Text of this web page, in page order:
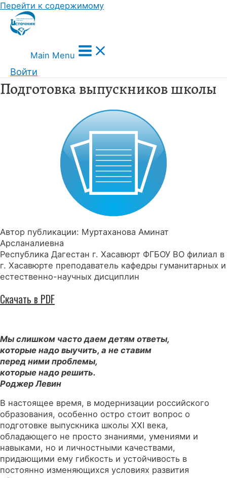
Перейти к содержимому
Main Menu
Войти
Подготовка выпускников школы
Автор публикации: Муртаханова Аминат
Арсланалиевна
Республика Дагестан г. Хасавюрт ФГБОУ ВО филиал в
г. Хасавюрте преподаватель кафедры гуманитарных и
естественно-научных дисциплин
Скачать в PDF
Мы слишком часто даем детям ответы,
которые надо выучить, а не ставим
перед ними проблемы,
которые надо решить.
Роджер Левин
В настоящее время, в модернизации российского
образования, особенно остро стоит вопрос о
подготовке выпускника школы XXI века,
обладающего не просто знаниями, умениями и
навыками, но и личностными качествами,
придающими ему гибкость и устойчивость в
постоянно изменяющихся условиях развития